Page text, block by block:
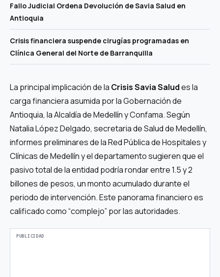
Fallo Judicial Ordena Devolución de Savia Salud en
Antioquia
Crisis financiera suspende cirugías programadas en
Clínica General del Norte de Barranquilla
La principal implicación de la Crisis Savia Saludes la
carga financiera asumida por la Gobernación de
Antioquia, la Alcaldía de Medellín y Confama. Según
Natalia López Delgado, secretaria de Salud de Medellín,
informes preliminares de la Red Pública de Hospitales y
Clínicas de Medellín y el departamento sugieren que el
pasivo total de la entidad podría rondar entre 1.5 y 2
billones de pesos, un monto acumulado durante el
periodo de intervención. Este panorama financiero es
calificado como “complejo” por las autoridades.